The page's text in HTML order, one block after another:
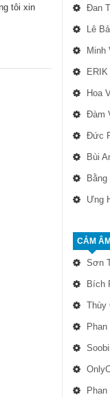
Đan
Lê
Minh
ERIK
Hoa
Đàm
Đức
Bùi
Ưng
CẢM
Sơn
Bích
Thùy
tôi xin